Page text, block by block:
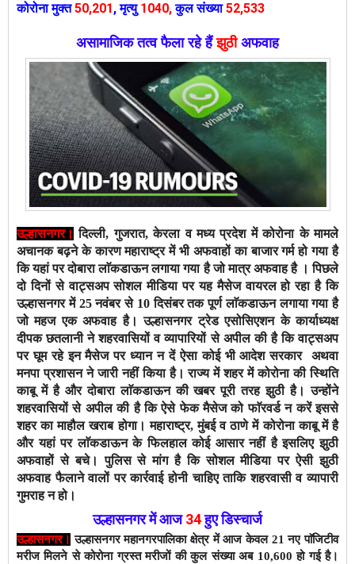
कोरोना मुक्त50,201,मृत्यु 1040,कुल संख्या52,533
असामाजिक तत्व फैला रहे हैंझुठीअफवाह
उल्हासनगर। दिल्ली, गुजरात, केरला व मध्य प्रदेश में कोरोना के मामले
अचानक बढ़ने के कारण महाराष्ट्र में भी अफवाहों का बाजार गर्म हो गया है
कि यहां पर दोबारा लाॅकडाऊन लगाया गया है जो मात्र अफवाह है । पिछले
दो दिनों से वाट्सअप सोशल मीडिया पर यह मैसेज वायरल हो रहा है कि
उल्हासनगर में 25 नवंबर से 10 दिसंबर तक पूर्ण लाॅकडाऊन लगाया गया है
जो महज एक अफवाह है। उल्हासनगर ट्रेड एसोसिएशन के कार्याध्यक्ष
दीपक छतलानी ने शहरवासियों व व्यापारियों से अपील की है कि वाट्सअप
पर घूम रहे इन मैसेज पर ध्यान न दें ऐसा कोई भी आदेश सरकार अथवा
मनपा प्रशासन ने जारी नहीं किया है। राज्य में शहर में कोरोना की स्थिति
काबू में है और दोबारा लाॅकडाऊन की खबर पूरी तरह झुठी है।उन्होंने
शहरवासियों से अपील की है कि ऐसे फेक मैसेज को फाॅरवर्ड न करें इससे
शहर का माहौल खराब होगा। महाराष्ट्र, मुंबई व ठाणे में कोरोना काबू में है
और यहां पर लाॅकडाऊन के फिलहाल कोई आसार नहीं है इसलिए झुठी
अफवाहों से बचे। पुलिस से मांग है कि सोशल मीडिया पर ऐसी झुठी
अफवाह फैलाने वालों पर कार्रवाई होनी चाहिए ताकि शहरवासी व व्यापारी
गुमराह न हो।
उल्हासनगर में आज 34हुए डिस्चार्ज
उल्हासनगर। उल्हासनगर महानगरपालिका क्षेत्र मेंआज केवल 21 नए पाॅजिटीव
मरीज मिलने से कोरोना ग्रस्त मरीजों की कुल संख्या अब 10,600 हो गई है।